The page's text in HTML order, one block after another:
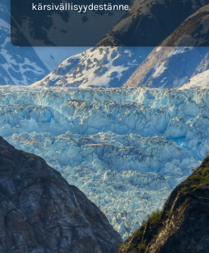
kärsivällisyydestänne.